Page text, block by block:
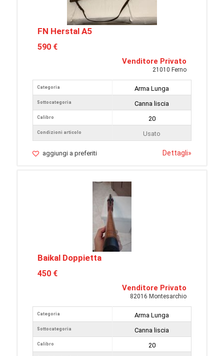
FN Herstal A5
590 €
Venditore Privato
21010 Ferno
Categoria
Sottocategoria
Calibro
Condizioni articolo
Arma Lunga
Canna liscia
20
Usato
aggiungi a preferiti Dettagli»
Baikal Doppietta
450 €
Venditore Privato
82016 Montesarchio
Categoria
Sottocategoria
Calibro
Arma Lunga
Canna liscia
20